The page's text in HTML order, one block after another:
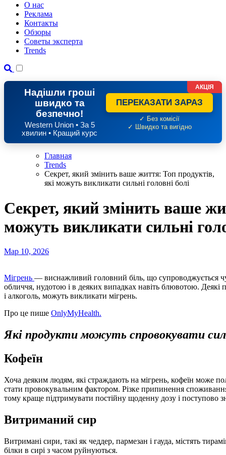
О нас
Реклама
Контакты
Обзоры
Советы эксперта
Trends
Надішли гроші
швидко та
безпечно!
Western Union • За 5
хвилин • Кращий курс
ПЕРЕКАЗАТИ ЗАРАЗ
✓ Без комісії
✓ Швидко та вигідно
АКЦІЯ
Главная
Trends
Секрет, який змінить ваше життя: Топ продуктів,
які можуть викликати сильні головні болі
Секрет, який змінить ваше
можуть викликати сильні
Мар 10, 2026
Мігрень — виснажливий головний біль, що супроводжується
обличчя, нудотою і в деяких випадках навіть блювотою. Деякі
і алкоголь, можуть викликати мігрень.
Про це пише OnlyMyHealth.
Які продукти можуть спровокувати
Кофеїн
Хоча деяким людям, які страждають на мігрень, кофеїн може
стати провокувальним фактором. Різке припинення
тому краще підтримувати постійну щоденну дозу і поступово
Витриманий сир
Витримані сири, такі як чеддер, пармезан і гауда, містять
білки в сирі з часом руйнуються.